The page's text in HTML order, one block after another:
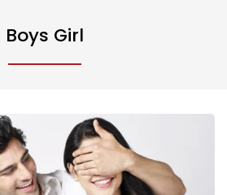
Boys Girl